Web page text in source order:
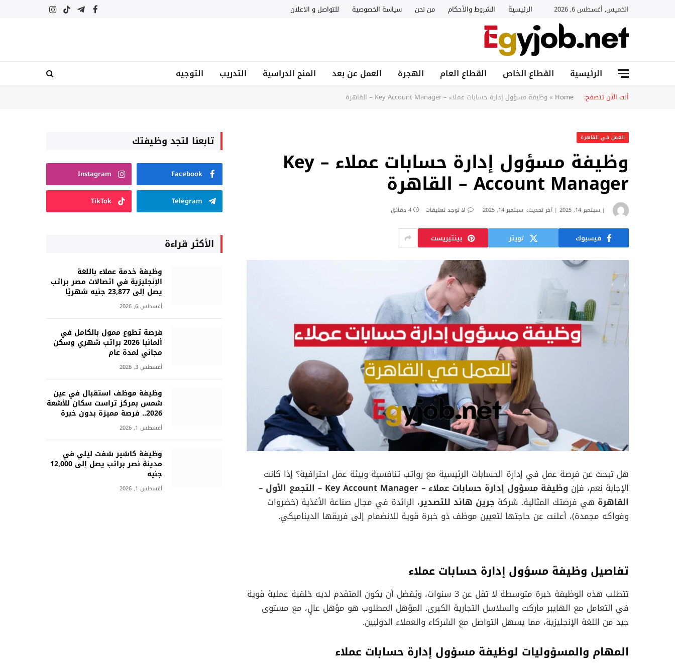
الخميس, أغسطس 6, 2026 الرئيسية الشروط والأحكام من نحن سياسة الخصوصية للتواصل و الاعلان فيسبوكتيلقرامتيكتوكالانستغرام
الرئيسية القطاع الخاص القطاع العام الهجرة العمل عن بعد المنح الدراسية التدريب التوجيه
أنت الآن تتصفح: Home
» وظيفة مسؤول إدارة حسابات عملاء – Key Account Manager – القاهرة
العمل في القاهرة
وظيفة مسؤول إدارة حسابات عملاء – Key
Account Manager – القاهرة
سبتمبر 14, 2025 آخر تحديث: سبتمبر 14, 2025 لا توجد تعليقات 4 دقائق
فيسبوك تويتر بينتيريست
هل تبحث عن فرصة عمل في إدارة الحسابات الرئيسية مع رواتب تنافسية وبيئة عمل احترافية؟ إذا كانت
الإجابة نعم، فإن
وظيفة مسؤول إدارة حسابات عملاء – Key Account Manager – التجمع الأول –
القاهرة هي فرصتك المثالية. شركة جرين هاند للتصدير، الرائدة في مجال صناعة الأغذية (خضروات
وفواكه مجمدة)، أعلنت عن حاجتها لتعيين موظف ذو خبرة قوية للانضمام إلى فريقها الديناميكي.
تفاصيل وظيفة مسؤول إدارة حسابات عملاء
تتطلب هذه الوظيفة خبرة متوسطة لا تقل عن 3 سنوات، ويُفضل أن يكون المتقدم لديه خلفية عملية قوية
في التعامل مع الهايبر ماركت والسلاسل التجارية الكبرى. المؤهل المطلوب هو مؤهل عالٍ، مع مستوى
جيد من اللغة الإنجليزية، مما يسهل التواصل مع الشركاء والعملاء الدوليين.
المهام والمسؤوليات لوظيفة مسؤول إدارة حسابات عملاء
تابعنا لتجد وظيفتك
Facebook
Instagram
Telegram
TikTok
الأكثر قراءة
وظيفة خدمة عملاء باللغة
الإنجليزية في اتصالات مصر براتب
يصل إلى 23,877 جنيه شهريًا
أغسطس 6, 2026
فرصة تطوع ممول بالكامل في
ألمانيا 2026 براتب شهري وسكن
مجاني لمدة عام
أغسطس 3, 2026
وظيفة موظف استقبال في عين
شمس بمركز تراست سكان للأشعة
2026.. فرصة مميزة بدون خبرة
أغسطس 1, 2026
وظيفة كاشير شفت ليلي في
مدينة نصر براتب يصل إلى 12,000
جنيه
أغسطس 1, 2026